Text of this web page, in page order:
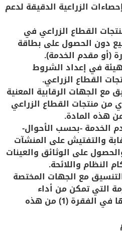
الزراعية الدقيقة لدعم
القطاع الزراعي في
دون الحصول على بطاقة
(أو مقدم الخدمة).
في إعداد الشروط
القطاع الزراعي.
مع الجهات الرقابية المعنية
من منتجات القطاع الزراعي
الخدمة -بحسب الأحوال-
والتفتيش على المنشآت
على الوثائق والعينات
النظام واللائحة.
التنسيق مع الجهات المختصة
التي تمكن من أداء
المهمات المشار إليها في الفقرة (1) من هذه